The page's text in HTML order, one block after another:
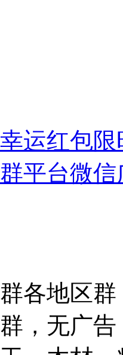
运红包限
平台微
各地区
，无广